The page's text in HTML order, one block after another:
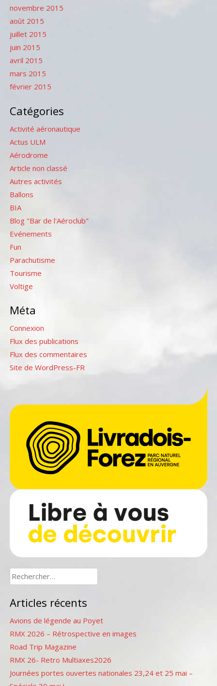
novembre 2015
août 2015
juillet 2015
juin 2015
avril 2015
mars 2015
février 2015
Catégories
Activité aéronautique
Actus ULM
Aérodrome
Article non classé
Autres activités
Ballons
BIA
Blog "Bar de l'Aéroclub"
Evénements
Fun
Parachutisme
Tourisme
Voltige
Méta
Connexion
Flux des publications
Flux des commentaires
Site de WordPress-FR
Rechercher :
Articles récents
Avions de légende au Poyet
RMX 2026 – Rétrospective en images
Road Trip Magazine
RMX 26- Retro Multiaxes2026
Journées portes ouvertes nationales 23,24 et 25 mai –